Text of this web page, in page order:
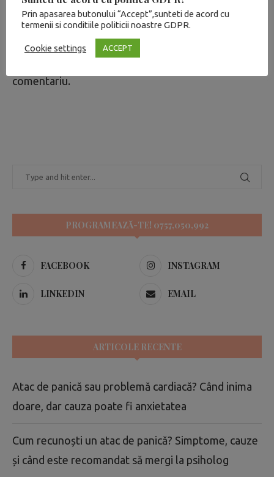
LEAVE A COMMENT
autentificatpentru a publica un
comentariu.
PROGRAMEAZĂ-TE! 0757,050,992
FACEBOOK INSTAGRAM
LINKEDIN EMAIL
ARTICOLE RECENTE
Atac de panică sau problemă cardiacă? Când inima
doare, dar cauza poate fi anxietatea
Cum recunoști un atac de panică? Simptome, cauze
și când este recomandat să mergi la psiholog
Prin apasarea butonului “Accept”,sunteti de acord cu
termenii si conditiile politicii noastre GDPR.
Cookie settings ACCEPT